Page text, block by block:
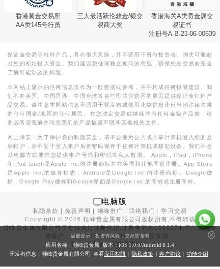
香港黄金交易所
AA类145号行员
三大最活跃伦敦金/银交
易商大奖
香港海关A类贵金属交
易证书
注册号A-B-23-06-00639
保证金交易等杠杆产品，具有很大风险，并不适用于所有投资者。损失可能超
出您的初始投入资金。我们建议您征询独立顾问的意见，确保您在交易前完全
了解可能涉及的风险。
本网站上显示的任何信息仅作为一般数据或参考，并不构成任何投资建议。我
们不向美国、中国香港、中国台湾等某些司法管辖区的居民提供保证金杠杆产
品交易。请注意本网站信息不适用于视发布或使用此类信息违反当地法律法规
的任何国家/地区的任何居民。在您决定交易或继续持有任何金融产品前，请
务必阅读理解并同意我们的产品披露声明和其他相关文件。
网上保安：为了保护您的私隐安全，请不要使用公共或共享计算机登入您的交
易帐户，亦不要于登入帐户后将密码保存于任何计算机或移动设备。我们不会
以电邮方式要求您提供帐户号码和密码等私人数据。 Apple，iPad，iPhone
和iPod touch是Apple Inc.的注册商标并在美国和其他国家注册。App Store
是Apple Inc.的服务标志，Android是Google Inc.的注册商标。Google徽
标，Google Play徽标和Google界面是Google Inc.的商标或注册商标。
电脑版
私隐条款 |免责声明 领峰推广 |联络我们 |学习交易
Copyright ©2026 领峰贵金属有限公司版权所有,不得转载
领峰贵金属有限公司于香港合法注册登记,注册号码为1660574,产品面向全
球客户。本站内所有内容均为香港地区资讯。
投资有风险，入市需谨慎。
温馨提示：投资有风险，交易需谨慎
应用名称：领峰贵金属 版本：iOS 1.0.0/Android 6.1.4
开发者信息：领峰贵金属有限公司 查看应用权限 | 隐私政策 | 客户协议 | 功能介绍